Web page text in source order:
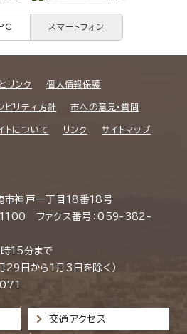
PC スマートフォン
リンク 個人情報保護
ビリティ方針 市への意見・質問
トについて リンク サイトマップ
神戸一丁目18番18号
ファクス番号：059-382-
15分まで
29日から1月3日を除く）
交通アクセス